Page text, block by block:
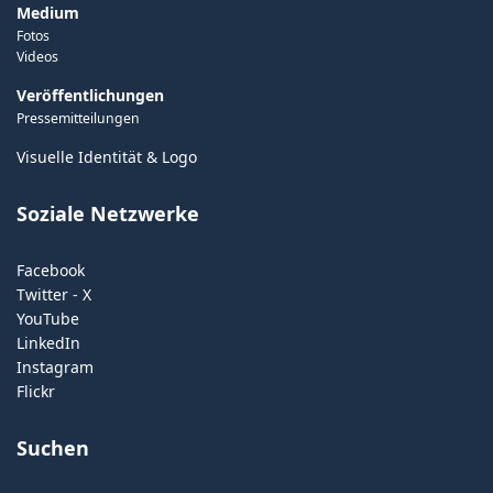
Medium
Fotos
Videos
Veröffentlichungen
Pressemitteilungen
Visuelle Identität & Logo
Soziale Netzwerke
Facebook
Twitter - X
YouTube
LinkedIn
Instagram
Flickr
Suchen